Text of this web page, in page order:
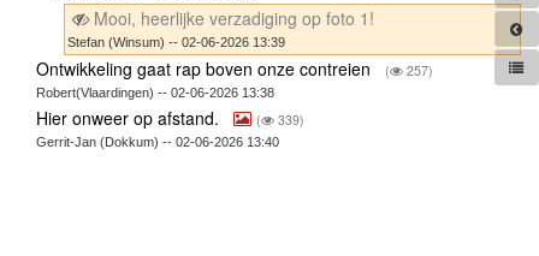
Mooi, heerlijke verzadiging op foto 1!
Stefan (Winsum) -- 02-06-2026 13:39
Ontwikkeling gaat rap boven onze contreien ( 257)
Robert(Vlaardingen) -- 02-06-2026 13:38
Hier onweer op afstand. ( 339)
Gerrit-Jan (Dokkum) -- 02-06-2026 13:40